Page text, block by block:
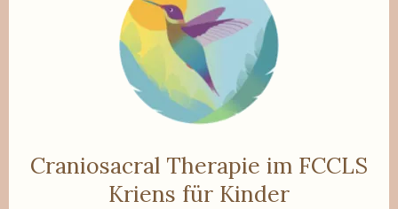
Craniosacral Therapie im FCCLS
Kriens für Kinder